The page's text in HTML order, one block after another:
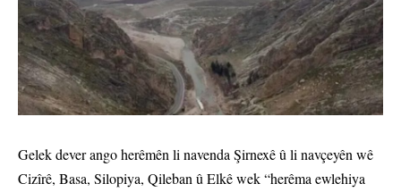
Gelek dever ango herêmên li navenda Şirnexê û li navçeyên wê
Cizîrê, Basa, Silopiya, Qileban û Elkê wek “herêma ewlehiya